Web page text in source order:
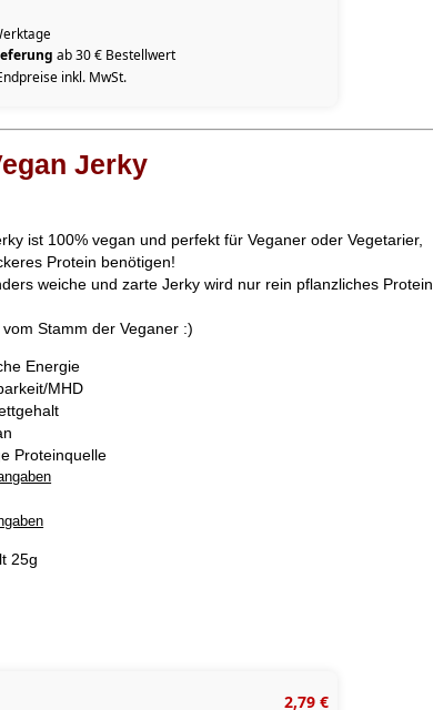
ab 30 € Bestellwert
inkl. MwSt.
Jerky
ist 100% vegan und perfekt für Veganer oder Vegetarier,
Protein benötigen!
weiche und zarte Jerky wird nur rein pflanzliches Protein
Stamm der Veganer :)
Energie
MHD
Proteinquelle
25g
2,79 €